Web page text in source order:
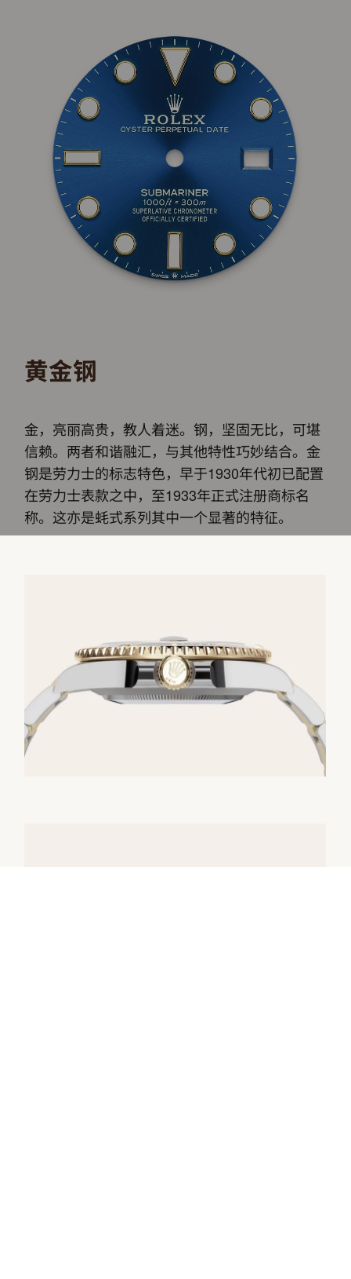
黄金钢
金，亮丽高贵，教人着迷。钢，坚固无比，可堪
信赖。两者和谐融汇，与其他特性巧妙结合。金
钢是劳力士的标志特色，早于1930年代初已配置
在劳力士表款之中，至1933年正式注册商标名
称。这亦是蚝式系列其中一个显著的特征。